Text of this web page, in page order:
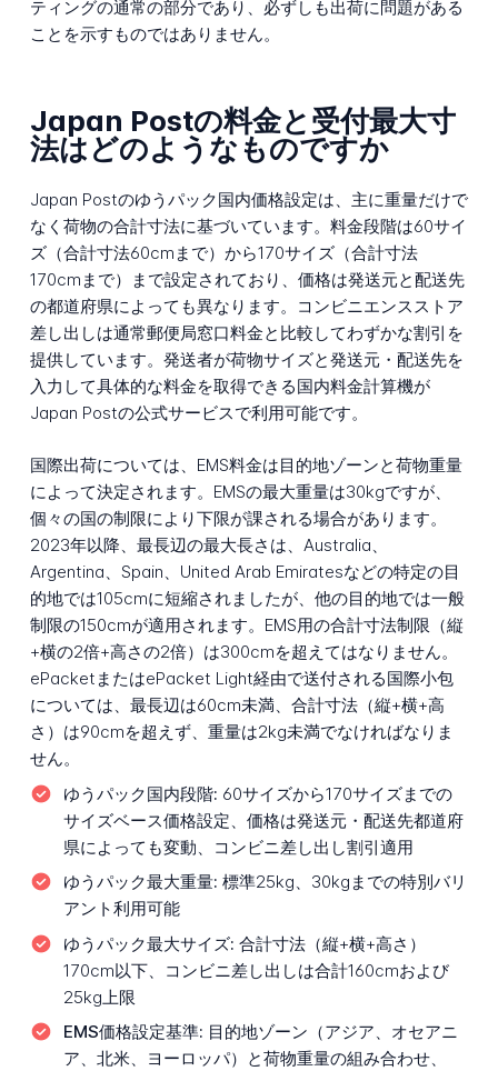
ティングの通常の部分であり、必ずしも出荷に問題がある
ことを示すものではありません。
Japan Postの料金と受付最大寸
法はどのようなものですか
Japan Postのゆうパック国内価格設定は、主に重量だけで
なく荷物の合計寸法に基づいています。料金段階は60サイ
ズ（合計寸法60cmまで）から170サイズ（合計寸法
170cmまで）まで設定されており、価格は発送元と配送先
の都道府県によっても異なります。コンビニエンスストア
差し出しは通常郵便局窓口料金と比較してわずかな割引を
提供しています。発送者が荷物サイズと発送元・配送先を
入力して具体的な料金を取得できる国内料金計算機が
Japan Postの公式サービスで利用可能です。
国際出荷については、EMS料金は目的地ゾーンと荷物重量
によって決定されます。EMSの最大重量は30kgですが、
個々の国の制限により下限が課される場合があります。
2023年以降、最長辺の最大長さは、Australia、
Argentina、Spain、United Arab Emiratesなどの特定の目
的地では105cmに短縮されましたが、他の目的地では一般
制限の150cmが適用されます。EMS用の合計寸法制限（縦
+横の2倍+高さの2倍）は300cmを超えてはなりません。
ePacketまたはePacket Light経由で送付される国際小包
については、最長辺は60cm未満、合計寸法（縦+横+高
さ）は90cmを超えず、重量は2kg未満でなければなりま
せん。
ゆうパック国内段階: 60サイズから170サイズまでの
サイズベース価格設定、価格は発送元・配送先都道府
県によっても変動、コンビニ差し出し割引適用
ゆうパック最大重量: 標準25kg、30kgまでの特別バリ
アント利用可能
ゆうパック最大サイズ: 合計寸法（縦+横+高さ）
170cm以下、コンビニ差し出しは合計160cmおよび
25kg上限
EMS価格設定基準: 目的地ゾーン（アジア、オセアニ
ア、北米、ヨーロッパ）と荷物重量の組み合わせ、